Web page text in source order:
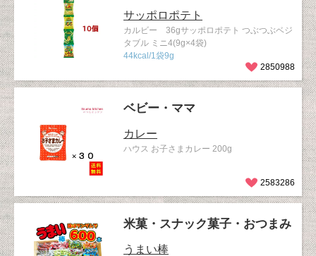
サッポロポテト
カルビー 36gサッポロポテト つぶつぶベジ
タブル ミニ4(9g×4袋)
44kcal/1袋9g
2850988
ベビー・ママ
カレー
ハウス お子さまカレー 200g
2583286
米菓・スナック菓子・おつまみ
うまい棒